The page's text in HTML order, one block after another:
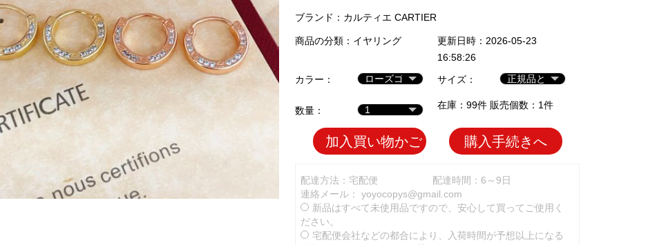
ブランド： カルティエ CARTIER
商品の分類： イヤリング
更新日時：2026-05-23
16:58:26
カラー：
サイズ：
数量： 在庫：99件 販売個数：1件
加入買い物かご 購入手続きへ
配達方法：宅配便
配達時間：6～9日
連絡メール： yoyocopys@gmail.com
新品はすべて未使用品ですので、安心して買ってご使用く
ださい。
宅配便会社などの都合により、入荷時間が予想以上になる